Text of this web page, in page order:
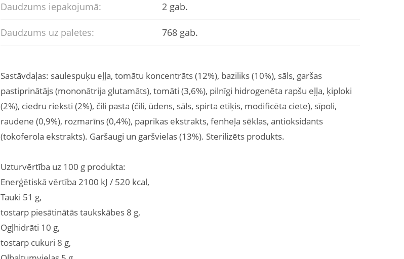
Daudzums iepakojumā: 2 gab.
Daudzums uz paletes: 768 gab.
Sastāvdaļas: saulespuķu eļļa, tomātu koncentrāts (12%), baziliks (10%), sāls, garšas
pastiprinātājs (mononātrija glutamāts), tomāti (3,6%), pilnīgi hidrogenēta rapšu eļļa, ķiploki
(2%), ciedru rieksti (2%), čili pasta (čili, ūdens, sāls, spirta etiķis, modificēta ciete), sīpoli,
raudene (0,9%), rozmarīns (0,4%), paprikas ekstrakts, fenheļa sēklas, antioksidants
(tokoferola ekstrakts). Garšaugi un garšvielas (13%). Sterilizēts produkts.
Uzturvērtība uz 100 g produkta:
Enerģētiskā vērtība 2100 kJ / 520 kcal,
Tauki 51 g,
tostarp piesātinātās taukskābes 8 g,
Ogļhidrāti 10 g,
tostarp cukuri 8 g,